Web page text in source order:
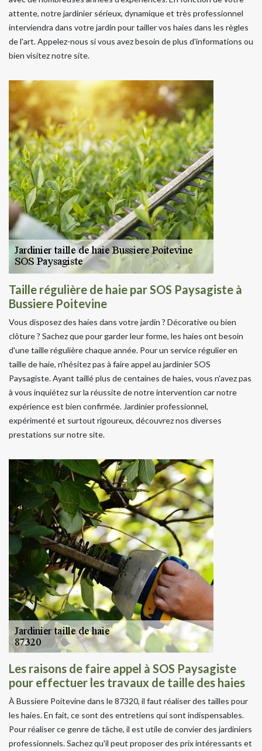
attente, notre jardinier sérieux, dynamique et très professionnel
interviendra dans votre jardin pour tailler vos haies dans les règles
de l'art. Appelez-nous si vous avez besoin de plus d'informations ou
bien visitez notre site.
Taille régulière de haie par SOS Paysagiste à
Bussiere Poitevine
Vous disposez des haies dans votre jardin ? Décorative ou bien
clôture ? Sachez que pour garder leur forme, les haies ont besoin
d'une taille régulière chaque année. Pour un service régulier en
taille de haie, n'hésitez pas à faire appel au jardinier SOS
Paysagiste. Ayant taillé plus de centaines de haies, vous n'avez pas
à vous inquiétez sur la réussite de notre intervention car notre
expérience est bien confirmée. Jardinier professionnel,
expérimenté et surtout rigoureux, découvrez nos diverses
prestations sur notre site.
Les raisons de faire appel à SOS Paysagiste
pour effectuer les travaux de taille des haies
À Bussiere Poitevine dans le 87320, il faut réaliser des tailles pour
les haies. En fait, ce sont des entretiens qui sont indispensables.
Pour réaliser ce genre de tâche, il est utile de convier des jardiniers
professionnels. Sachez qu'il peut proposer des prix intéressants et